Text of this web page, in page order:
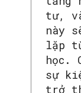
tư,
này
lặp
học.
sự
trở